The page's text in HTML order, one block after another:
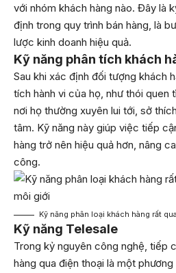
với nhóm khách hàng nào. Đây là
định trong quy trình bán hàng, là
lược kinh doanh hiệu quả.
Kỹ năng phân tích khách
Sau khi xác định đối tượng khách
tích hành vi của họ, như thói quen
nơi họ thường xuyên lui tới, sở
tâm. Kỹ năng này giúp việc tiếp
hàng trở nên hiệu quả hơn, nâng
công.
Kỹ năng phân loại khách hàng rất
Kỹ năng Telesale
Trong kỷ nguyên công nghệ, tiếp
hàng qua điện thoại là một